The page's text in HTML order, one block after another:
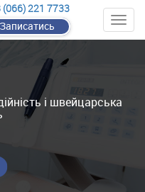
(066) 221 7733
Записатись
і швейцарська